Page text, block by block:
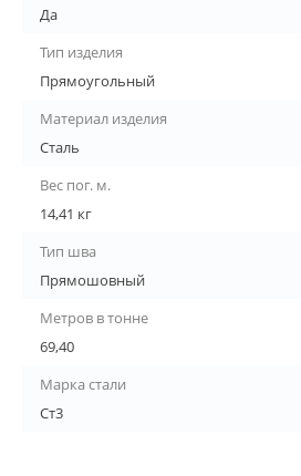
Да
Тип изделия
Прямоугольный
Материал изделия
Сталь
Вес пог. м.
14,41 кг
Тип шва
Прямошовный
Метров в тонне
69,40
Марка стали
Ст3